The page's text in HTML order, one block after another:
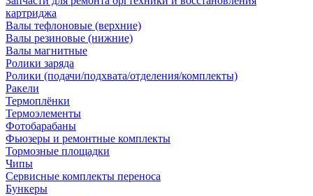
картриджа
Валы тефлоновые (верхние)
Валы резиновые (нижние)
Валы магнитные
Ролики заряда
Ролики (подачи/подхвата/отделения/комплекты)
Ракели
Термоплёнки
Термоэлементы
Фотобарабаны
Фьюзеры и ремонтные комплекты
Тормозные площадки
Чипы
Сервисные комплекты переноса
Бункеры